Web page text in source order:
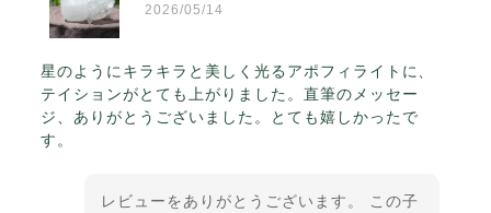
2026/05/14
星のようにキラキラと美しく光るアポフィライトに、
テイションがとても上がりました。直筆のメッセー
ジ、ありがとうございました。とても嬉しかったで
す。
レビューをありがとうございます。 この子